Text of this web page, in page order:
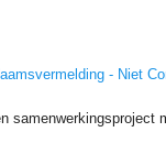
- Niet